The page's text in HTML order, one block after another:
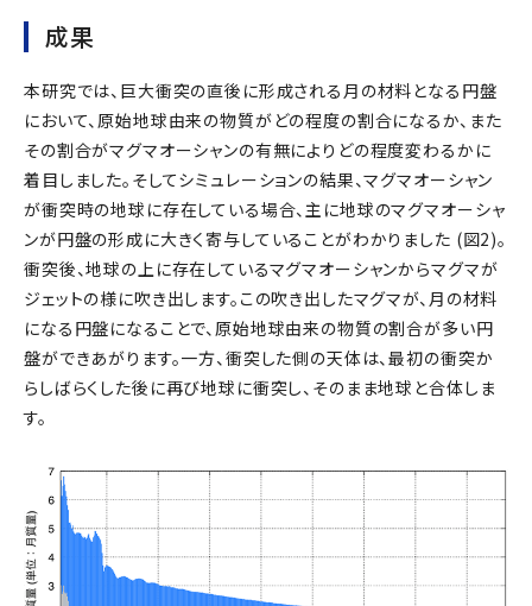
成果
本研究では、巨大衝突の直後に形成される月の材料となる円盤
において、原始地球由来の物質がどの程度の割合になるか、また
その割合がマグマオーシャンの有無によりどの程度変わるかに
着目しました。そしてシミュレーションの結果、マグマオーシャン
が衝突時の地球に存在している場合、主に地球のマグマオーシャ
ンが円盤の形成に大きく寄与していることがわかりました (図2)。
衝突後、地球の上に存在しているマグマオーシャンからマグマが
ジェットの様に吹き出します。この吹き出したマグマが、月の材料
になる円盤になることで、原始地球由来の物質の割合が多い円
盤ができあがります。一方、衝突した側の天体は、最初の衝突か
らしばらくした後に再び地球に衝突し、そのまま地球と合体しま
す。